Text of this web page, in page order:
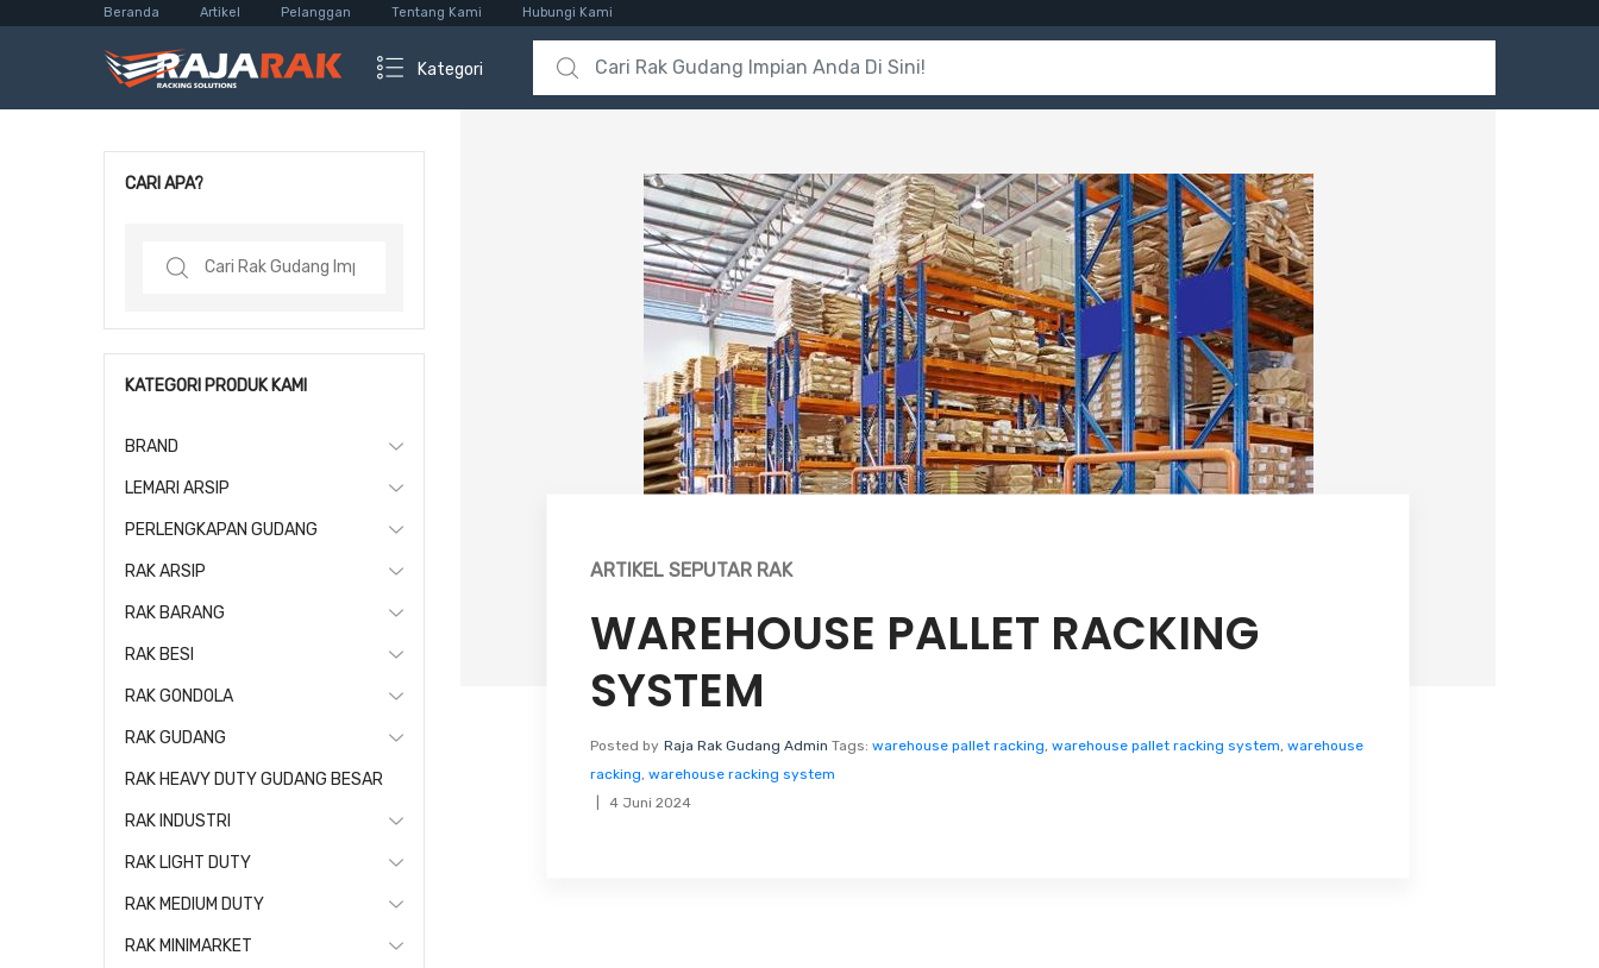
Beranda Artikel Pelanggan Tentang Kami Hubungi Kami
Kategori
Search for:
ARTIKEL SEPUTAR RAK
WAREHOUSE PALLET RACKING
SYSTEM
Posted by Raja Rak Gudang Admin Tags: warehouse pallet racking warehouse pallet racking system warehouse
racking warehouse racking system
4 Juni 2024
CARI APA?
Search
KATEGORI PRODUK KAMI
BRAND
LEMARI ARSIP
PERLENGKAPAN GUDANG
RAK ARSIP
RAK BARANG
RAK BESI
RAK GONDOLA
RAK GUDANG
RAK HEAVY DUTY GUDANG BESAR
RAK INDUSTRI
RAK LIGHT DUTY
RAK MEDIUM DUTY
RAK MINIMARKET